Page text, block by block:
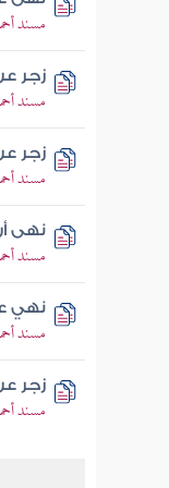
مسند
زجر
مسند
زجر
مسند
نهى
مسند
نهي
مسند
زجر
مسند